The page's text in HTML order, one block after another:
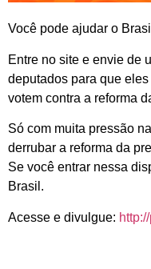
Você pode ajudar o
Entre no site e envie de
deputados para que
votem contra a reforma
Só com muita pressão
derrubar a reforma da
Se você entrar nessa
Brasil.
Acesse e divulgue: